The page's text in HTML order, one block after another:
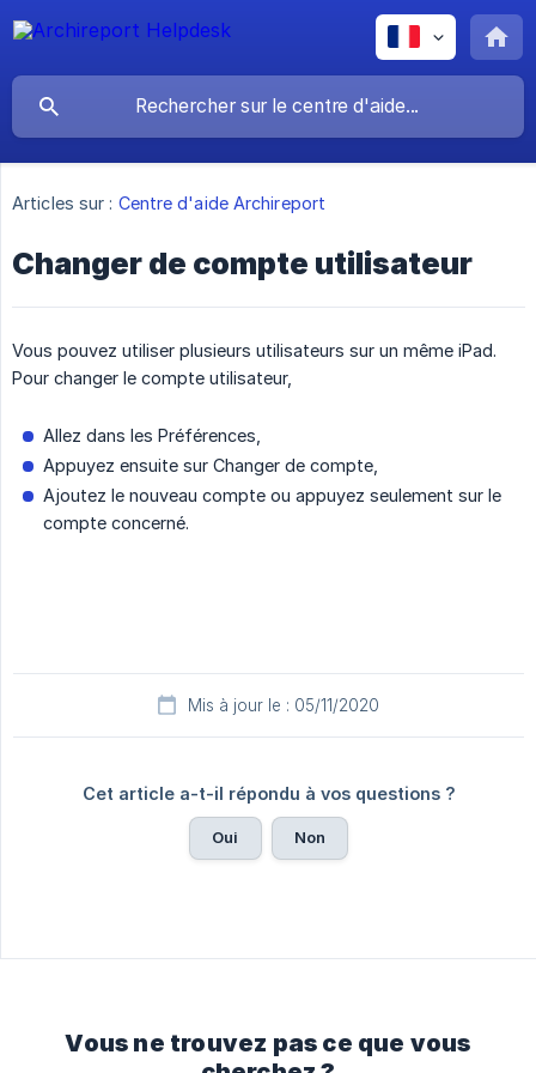
Articles sur : Centre d'aide Archireport
Changer de compte utilisateur
Vous pouvez utiliser plusieurs utilisateurs sur un même iPad.
Pour changer le compte utilisateur,
Allez dans les Préférences,
Appuyez ensuite sur Changer de compte,
Ajoutez le nouveau compte ou appuyez seulement sur le
compte concerné.
Mis à jour le : 05/11/2020
Cet article a-t-il répondu à vos questions ?
Oui Non
Vous ne trouvez pas ce que vous